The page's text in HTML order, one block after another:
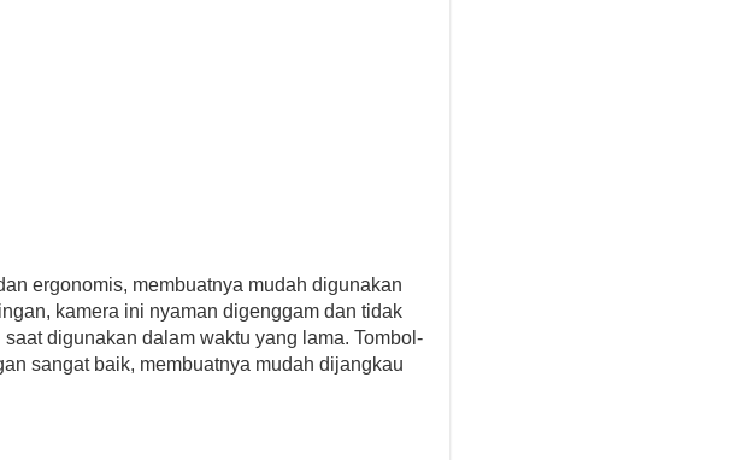
ergonomis, membuatnya mudah digunakan
kamera ini nyaman digenggam dan tidak
digunakan dalam waktu yang lama. Tombol-
sangat baik, membuatnya mudah dijangkau